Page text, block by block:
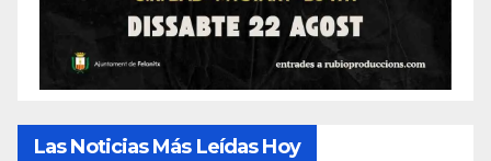
Las Noticias Más Leídas Hoy